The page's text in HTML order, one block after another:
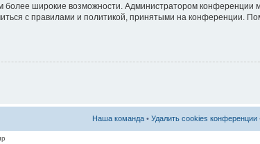
широкие возможности. Администратором конференции
с правилами и политикой, принятыми на конференции.
Наша команда • Удалить cookies конференции